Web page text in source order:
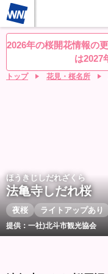
桜レーダー 名所ランキン
2026年の桜開花情報の
は2027
トップ 花見・桜名所
ほうきじしだれざくら
法亀寺しだれ桜
夜桜 ライトアップあり
提供：一社)北斗市観光協会